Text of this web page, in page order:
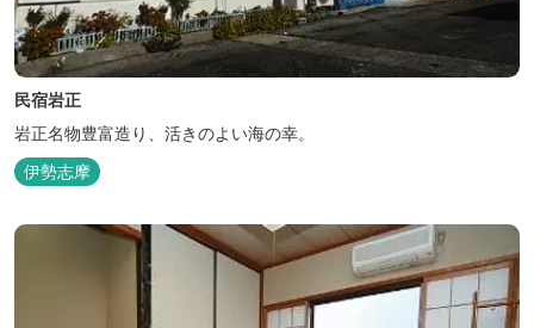
民宿岩正
岩正名物豊富造り、活きのよい海の幸。
伊勢志摩